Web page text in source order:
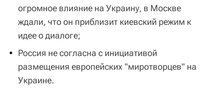
огромное влияние на Украину, в Москве
ждали, что он приблизит киевский режим к
идее о диалоге;
Россия не согласна с инициативой
размещения европейских "миротворцев" на
Украине.